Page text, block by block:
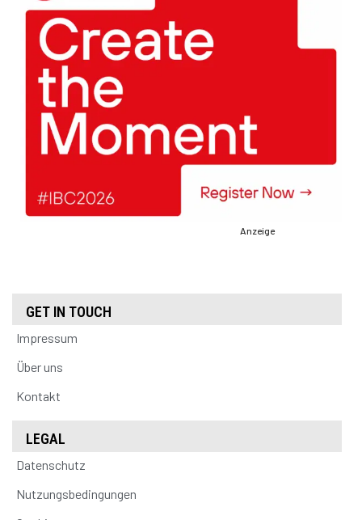
Anzeige
GET IN TOUCH
Impressum
Über uns
Kontakt
LEGAL
Datenschutz
Nutzungsbedingungen